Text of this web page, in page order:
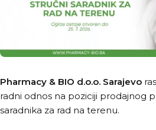
Pharmacy & BIO d.o.o. Sarajevo
radni odnos na poziciji prodajnog
saradnika za rad na terenu.